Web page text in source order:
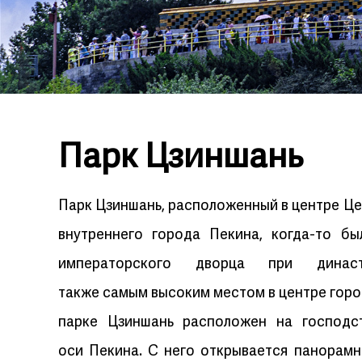
Парк Цзиншань
Парк Цзиншань, расположенный в центре
внутреннего города Пекина, когда-то
императорского дворца при
также самым высоким местом в центре
парке Цзиншань расположен на
оси Пекина. С него открывается